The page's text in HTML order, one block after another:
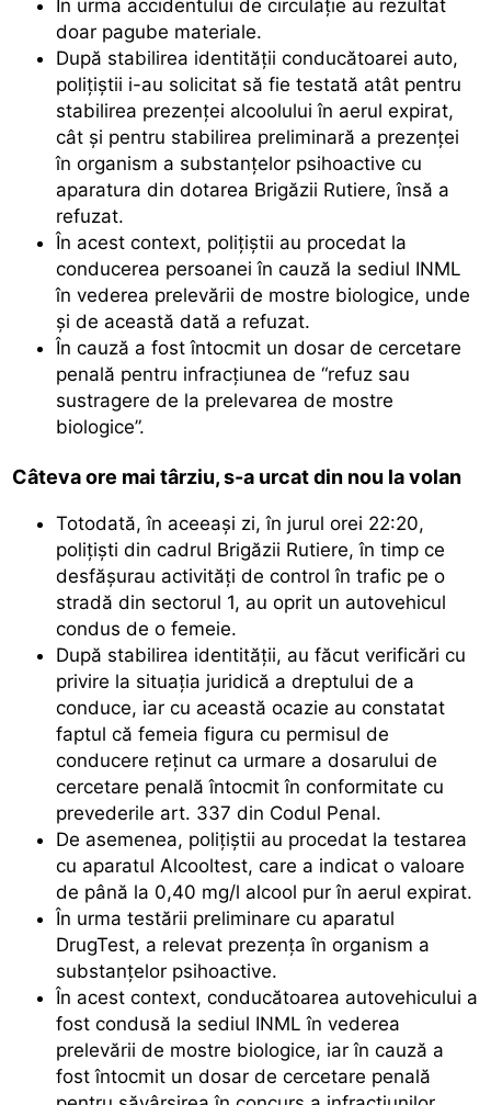
În urma accidentului de circulație au rezultat
doar pagube materiale.
După stabilirea identității conducătoarei auto,
polițiștii i-au solicitat să fie testată atât pentru
stabilirea prezenței alcoolului în aerul expirat,
cât și pentru stabilirea preliminară a prezenței
în organism a substanțelor psihoactive cu
aparatura din dotarea Brigăzii Rutiere, însă a
refuzat.
În acest context, polițiștii au procedat la
conducerea persoanei în cauză la sediul INML
în vederea prelevării de mostre biologice, unde
și de această dată a refuzat.
În cauză a fost întocmit un dosar de cercetare
penală pentru infracțiunea de “refuz sau
sustragere de la prelevarea de mostre
biologice”.
Câteva ore mai târziu, s-a urcat din nou la volan
Totodată, în aceeași zi, în jurul orei 22:20,
polițiști din cadrul Brigăzii Rutiere, în timp ce
desfășurau activități de control în trafic pe o
stradă din sectorul 1, au oprit un autovehicul
condus de o femeie.
După stabilirea identității, au făcut verificări cu
privire la situația juridică a dreptului de a
conduce, iar cu această ocazie au constatat
faptul că femeia figura cu permisul de
conducere reținut ca urmare a dosarului de
cercetare penală întocmit în conformitate cu
prevederile art. 337 din Codul Penal.
De asemenea, polițiștii au procedat la testarea
cu aparatul Alcooltest, care a indicat o valoare
de până la 0,40 mg/l alcool pur în aerul expirat.
În urma testării preliminare cu aparatul
DrugTest, a relevat prezența în organism a
substanțelor psihoactive.
În acest context, conducătoarea autovehicului a
fost condusă la sediul INML în vederea
prelevării de mostre biologice, iar în cauză a
fost întocmit un dosar de cercetare penală